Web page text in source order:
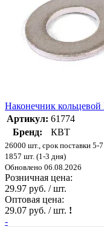
Наконечник
Артикул: 61774
Бренд:
КВТ
26000 шт., срок поставки 5-
1857 шт. (1-3 дня)
Обновлено 06.08.2026
Розничная цена:
29.97 руб. / шт.
Оптовая цена:
29.07 руб. / шт. !
-